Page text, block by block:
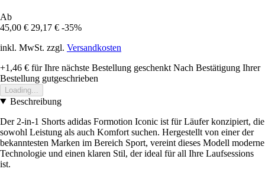
Ab
45,00 € 29,17 € -35%
inkl. MwSt. zzgl. Versandkosten
+1,46 € für Ihre nächste Bestellung geschenkt Nach Bestätigung Ihrer
Bestellung gutgeschrieben
Loading...
Beschreibung
Der 2-in-1 Shorts adidas Formotion Iconic ist für Läufer konzipiert, die
sowohl Leistung als auch Komfort suchen. Hergestellt von einer der
bekanntesten Marken im Bereich Sport, vereint dieses Modell moderne
Technologie und einen klaren Stil, der ideal für all Ihre Laufsessions
ist.